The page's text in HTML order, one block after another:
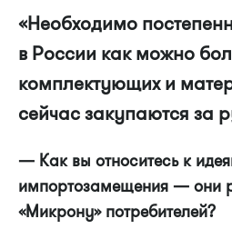
«Необходимо
в России как можно
комплектующих и
сейчас закупаются за
— Как вы относитесь к
импортозамещения — они
«Микрону» потребителей?